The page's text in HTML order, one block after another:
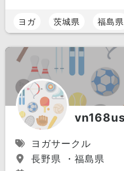
ヨガ 茨城県 福島県
ヨガサークル
長野県 ・福島県